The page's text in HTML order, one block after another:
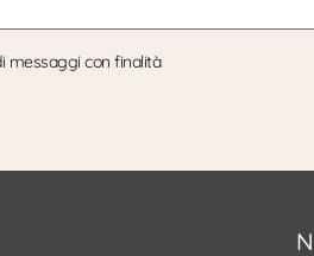
messaggi con finalità